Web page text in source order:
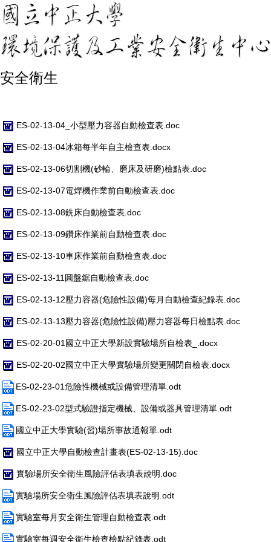
安全衛生
ES-02-13-04_小型壓力容器自動檢查表.doc
ES-02-13-04冰箱每半年自主檢查表.docx
ES-02-13-06切割機(砂輪、磨床及研磨)檢點表.doc
ES-02-13-07電焊機作業前自動檢查表.doc
ES-02-13-08銑床自動檢查表.doc
ES-02-13-09鑽床作業前自動檢查表.doc
ES-02-13-10車床作業前自動檢查表.doc
ES-02-13-11圓盤鋸自動檢查表.doc
ES-02-13-12壓力容器(危險性設備)每月自動檢查紀錄表.doc
ES-02-13-13壓力容器(危險性設備)壓力容器每日檢點表.doc
ES-02-20-01國立中正大學新設實驗場所自檢表_.docx
ES-02-20-02國立中正大學實驗場所變更關閉自檢表.docx
ES-02-23-01危險性機械或設備管理清單.odt
ES-02-23-02型式驗證指定機械、設備或器具管理清單.odt
國立中正大學實驗(習)場所事故通報單.odt
國立中正大學自動檢查計畫表(ES-02-13-15).doc
實驗場所安全衛生風險評估表填表說明.doc
實驗場所安全衛生風險評估表填表說明.odt
實驗室每月安全衛生管理自動檢查表.odt
實驗室每週安全衛生檢查檢點紀錄表.odt